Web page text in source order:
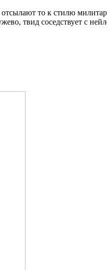
то к стилю
твид соседствует с